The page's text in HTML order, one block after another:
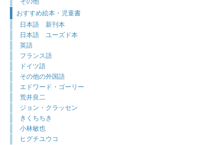
おすすめ絵本・児童書
日本語 新刊本
日本語 ユーズド本
英語
フランス語
ドイツ語
その他の外国語
エドワード・ゴーリー
荒井良二
ジョン・クラッセン
きくちちき
小林敏也
ヒグチユウコ